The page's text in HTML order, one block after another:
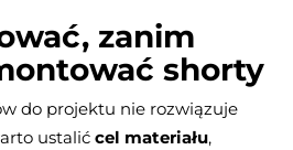
zanim
shorty
do projektu nie rozwiązuje
ustalić cel materiału,